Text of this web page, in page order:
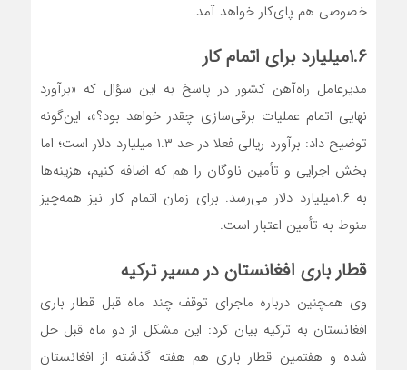
خصوصی هم پای‌کار خواهد آمد.
۱.۶‌میلیارد برای اتمام کار
مدیرعامل راه‌آهن کشور در پاسخ به این سؤال که «برآورد
نهایی اتمام عملیات برقی‌سازی چقدر خواهد بود؟»، این‌گونه
توضیح داد: برآورد ریالی فعلا در حد ۱.۳ میلیارد دلار است؛ اما
بخش اجرایی و تأمین ناوگان را هم که اضافه کنیم، هزینه‌ها
به ۱.۶‌میلیارد دلار می‌رسد. برای زمان اتمام کار نیز همه‌چیز
منوط به تأمین اعتبار است.
قطار باری افغانستان در مسیر ترکیه
وی همچنین درباره ماجرای توقف چند ماه قبل قطار باری
افغانستان به ترکیه بیان کرد: این مشکل از دو ماه قبل حل
شده و هفتمین قطار باری هم هفته گذشته از افغانستان